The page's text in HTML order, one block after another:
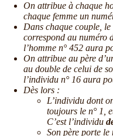
On attribue à chaque
chaque femme un
Dans chaque couple,
correspond au numéro
l’homme n° 452 aura
On attribue au père
au double de celui de
l’individu n° 16 aura
Dès lors :
L’individu dont
toujours le n° 1,
C’est l’individu
Son père porte le